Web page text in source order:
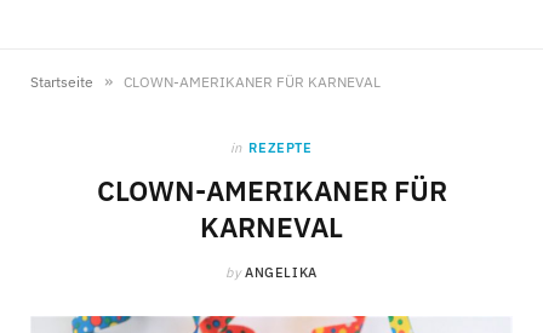
Startseite » CLOWN-AMERIKANER FÜR KARNEVAL
in REZEPTE
CLOWN-AMERIKANER FÜR
KARNEVAL
by ANGELIKA